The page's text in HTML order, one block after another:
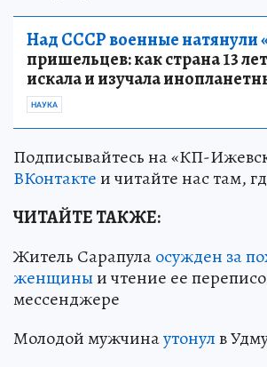
Над СССР военные натянули
пришельцев: как страна 13
искала и изучала
НАУКА
Подписывайтесь на «КП-
ВКонтактеи читайте нас там,
ЧИТАЙТЕ ТАКЖЕ:
Житель Сарапулаосужден за
женщиныи чтение ее
мессенджере
Молодой мужчинаутонулв